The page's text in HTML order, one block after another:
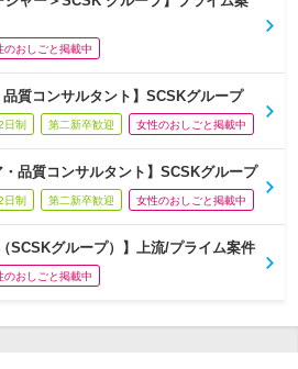
のおしごと掲載中
質コンサルタント】SCSKグループ
日制 第二新卒歓迎 女性のおしごと掲載中
品質コンサルタント】SCSKグループ
日制 第二新卒歓迎 女性のおしごと掲載中
SCSKグループ）】上流/プライム案件
のおしごと掲載中